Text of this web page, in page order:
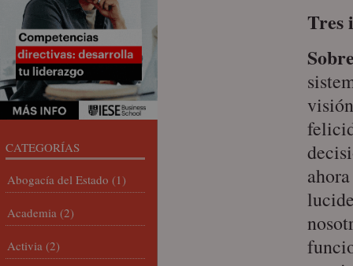
Tres
CATEGORÍAS
Abogacía del Estado (1)
Academia (2)
Activia (2)